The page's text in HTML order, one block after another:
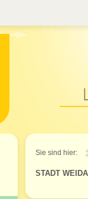
Willkommen im
Sie sind hier:
STADT WEIDA